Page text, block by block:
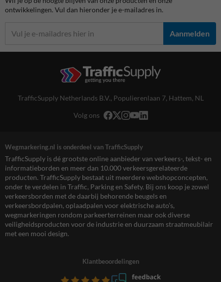
ontwikkelingen. Vul dan hieronder je e-mailadres in.
Aanmelden
TrafficSupply Netherlands B.V., Populierenlaan 7, Hattem, NL
Volg ons
Wegmarkering.nl is onderdeel van TrafficSupply
TrafficSupply is dé grootste online aanbieder van verkeers-, tekst- en
informatieborden en meer dan 10.000 verkeersgerelateerde
producten. TrafficSupply bestaat uit meerdere webshopconcepten,
onder te verdelen in Traffic, Parking en Safety. Bij ons koop je zowel
verkeersborden met de daarbij behorende beugels en
verkeersbordpalen, oplaadpalen voor elektrische auto’s,
wegmarkeringen rondom parkeerterreinen maar ook diverse
veiligheidsproducten voor de industrie en duurzaam straatmeubilair
met een mooi design.
Klantbeoordelingen